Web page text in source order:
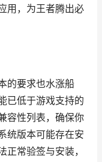
用，为王者腾出必
的要求也水涨船
已低于游戏支持的
容性列表，确保你
统版本可能存在安
常验签与安装，